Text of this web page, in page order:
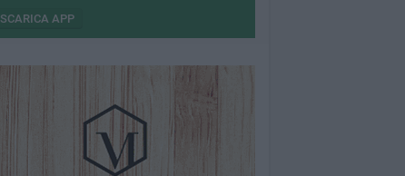
SCARICA APP